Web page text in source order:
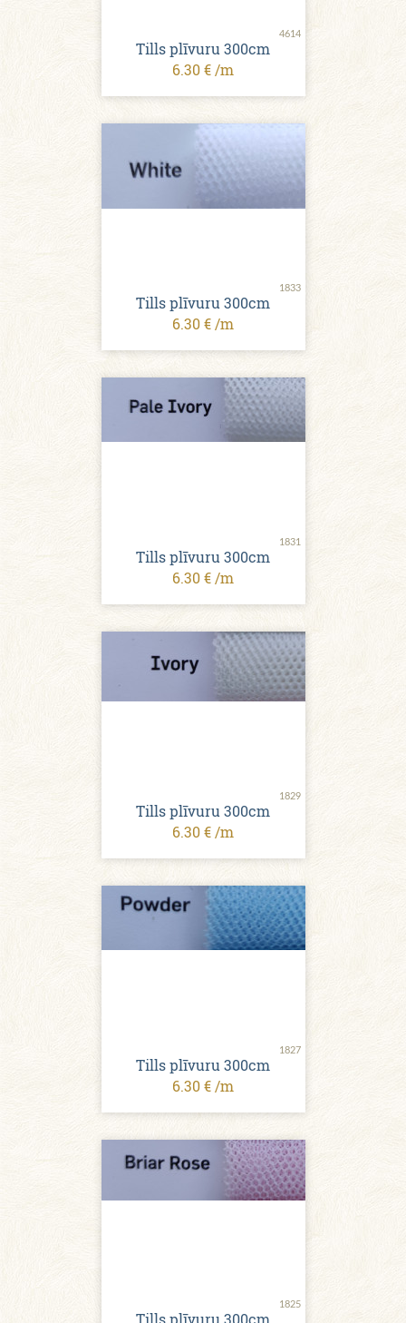
4614
Tills plīvuru 300cm
6.30 € /m
1833
Tills plīvuru 300cm
6.30 € /m
1831
Tills plīvuru 300cm
6.30 € /m
1829
Tills plīvuru 300cm
6.30 € /m
1827
Tills plīvuru 300cm
6.30 € /m
1825
Tills plīvuru 300cm